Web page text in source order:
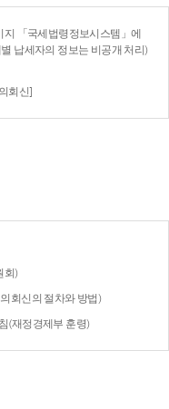
「국세법령정보시스템」에
납세자의 정보는 비공개 처리)
회신]
회)
회신의 절차와 방법)
(재정경제부 훈령)